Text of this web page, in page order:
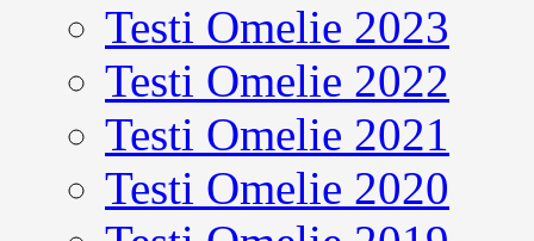
Testi Omelie 2023
Testi Omelie 2022
Testi Omelie 2021
Testi Omelie 2020